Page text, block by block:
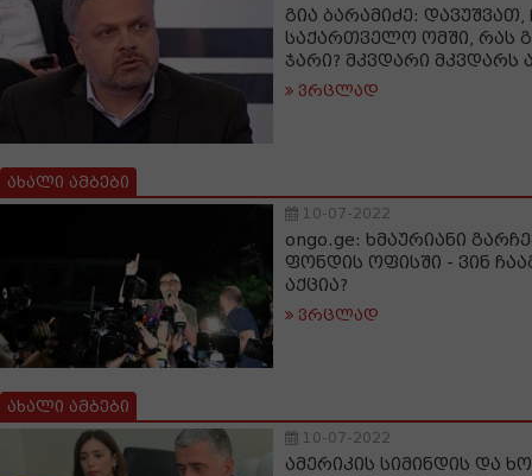
გია ბარამიძე:
საქართველო ომში, რას
ჯარი? მკვდარი მკვდარს
ვრცლად
ახალი ამბები
10-07-2022
ongo.ge: ხმაურიანი
ფონდის ოფისში - ვინ
აქცია?
ვრცლად
ახალი ამბები
10-07-2022
ამერიკის სიმინდის და